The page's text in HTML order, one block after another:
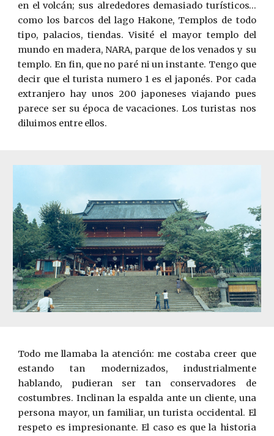
en el volcán; sus alrededores demasiado turísticos…
como los barcos del lago Hakone, Templos de todo
tipo, palacios, tiendas. Visité el mayor templo del
mundo en madera, NARA, parque de los venados y su
templo. En fin, que no paré ni un instante. Tengo que
decir que el turista numero 1 es el japonés. Por cada
extranjero hay unos 200 japoneses viajando pues
parece ser su época de vacaciones. Los turistas nos
diluimos entre ellos.
Todo me llamaba la atención: me costaba creer que
estando tan modernizados, industrialmente
hablando, pudieran ser tan conservadores de
costumbres. Inclinan la espalda ante un cliente, una
persona mayor, un familiar, un turista occidental. El
respeto es impresionante. El caso es que la historia